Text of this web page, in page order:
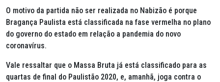
O motivo da partida não ser realizada no Nabizão é porque
Bragança Paulista está classificada na fase vermelha no plano
do governo do estado em relação a pandemia do novo
coronavírus.
Vale ressaltar que o Massa Bruta já está classificado para as
quartas de final do Paulistão 2020, e, amanhã, joga contra o